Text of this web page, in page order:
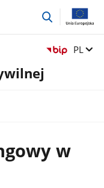
przejdź
Zmień
PL
w